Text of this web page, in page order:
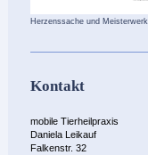
Herzenssache und Meisterwerk
Kontakt
mobile Tierheilpraxis
Daniela Leikauf
Falkenstr. 32